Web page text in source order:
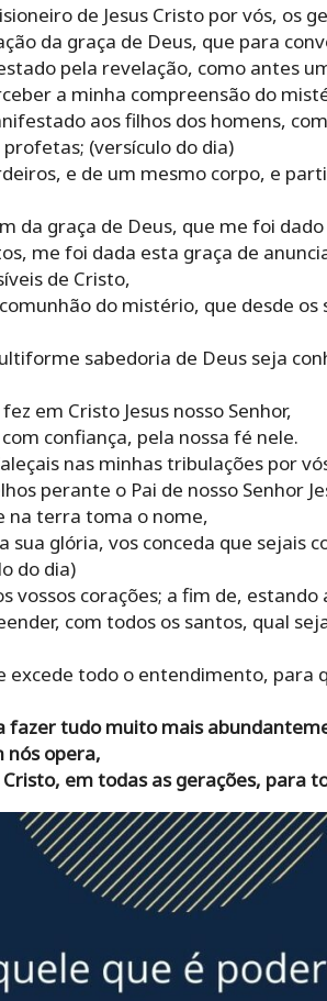
de Jesus Cristo por vós, os
da graça de Deus, que para
pela revelação, como antes
a minha compreensão do
aos filhos dos homens,
(versículo do dia)
e de um mesmo corpo, e
da graça de Deus, que me foi
me foi dada esta graça de
de Cristo,
do mistério, que desde
sabedoria de Deus seja
em Cristo Jesus nosso Senhor,
confiança, pela nossa fé nele.
nas minhas tribulações por
perante o Pai de nosso Senhor
na terra toma o nome,
sua glória, vos conceda que sejais
do dia)
vossos corações; a fim de,
com todos os santos, qual
excede todo o entendimento, para
fazer tudo muito mais
nós opera,
em todas as gerações, para